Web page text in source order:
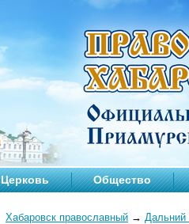
Церковь Общество
Хабаровск православный → Дальний